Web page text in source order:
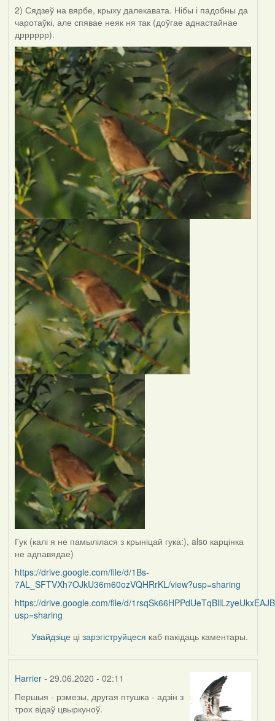
2) Сядзеў на вярбе, крыху далекавата. Нібы і падобны да
чаротаўкі, але спявае неяк ня так (доўгае аднастайнае
дрррррр).
Гук (калі я не памылілася з крыніцай гука:), also карцінка
не адпавядае)
https://drive.google.com/file/d/1Bs-
7AL_SFTVXh7OJkU36m60ozVQHRrKL/view?usp=sharing
https://drive.google.com/file/d/
usp=sharing
Увайдзіце цізарэгіструйцеся каб пакідаць каментары.
Harrier- 29.06.2020 - 02:11
In
reply
Першыя - рэмезы, другая птушка - адзін з
трох відаў цвыркуноў.